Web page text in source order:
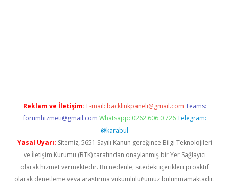
Reklam ve İletişim: E-mail: backlinkpaneli@gmail.com Teams:
forumhizmeti@gmail.com Whatsapp: 0262 606 0 726 Telegram:
@karabul
Yasal Uyarı: Sitemiz, 5651 Sayılı Kanun gereğince Bilgi Teknolojileri
ve İletişim Kurumu (BTK) tarafından onaylanmış bir Yer Sağlayıcı
olarak hizmet vermektedir. Bu nedenle, sitedeki içerikleri proaktif
olarak denetleme veya araştırma yükümlülüğümüz bulunmamaktadır.